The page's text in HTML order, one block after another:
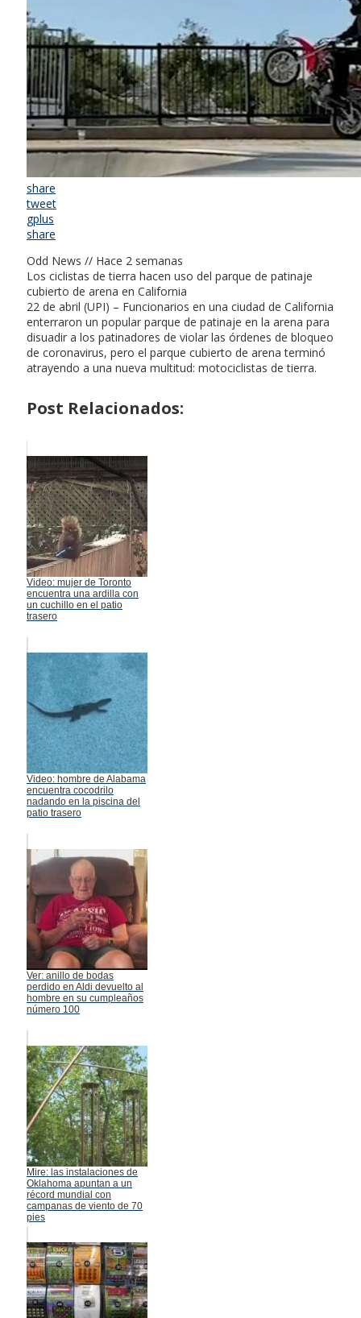
share
tweet
gplus
share
Odd News // Hace 2 semanas
Los ciclistas de tierra hacen uso del parque de patinaje
cubierto de arena en California
22 de abril (UPI) – Funcionarios en una ciudad de California
enterraron un popular parque de patinaje en la arena para
disuadir a los patinadores de violar las órdenes de bloqueo
de coronavirus, pero el parque cubierto de arena terminó
atrayendo a una nueva multitud: motociclistas de tierra.
Post Relacionados:
Video: mujer de Toronto
encuentra una ardilla con
un cuchillo en el patio
trasero
Video: hombre de Alabama
encuentra cocodrilo
nadando en la piscina del
patio trasero
Ver: anillo de bodas
perdido en Aldi devuelto al
hombre en su cumpleaños
número 100
Mire: las instalaciones de
Oklahoma apuntan a un
récord mundial con
campanas de viento de 70
pies